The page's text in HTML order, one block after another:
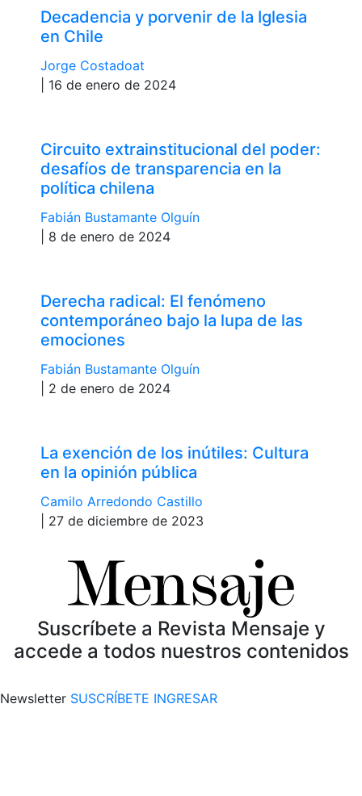
Decadencia y porvenir de la Iglesia
en Chile
Jorge Costadoat
| 16 de enero de 2024
Circuito extrainstitucional del poder:
desafíos de transparencia en la
política chilena
Fabián Bustamante Olguín
| 8 de enero de 2024
Derecha radical: El fenómeno
contemporáneo bajo la lupa de las
emociones
Fabián Bustamante Olguín
| 2 de enero de 2024
La exención de los inútiles: Cultura
en la opinión pública
Camilo Arredondo Castillo
| 27 de diciembre de 2023
Suscríbete a Revista Mensaje y
accede a todos nuestros contenidos
Newsletter SUSCRÍBETE INGRESAR